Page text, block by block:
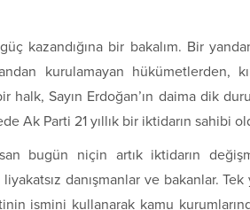
kazandığına bir bakalım. Bir
kurulamayan hükümetlerden,
halk, Sayın Erdoğan’ın daima dik
Ak Parti 21 yıllık bir iktidarın sahibi
bugün niçin artık iktidarın
liyakatsız danışmanlar ve bakanlar.
ismini kullanarak kamu